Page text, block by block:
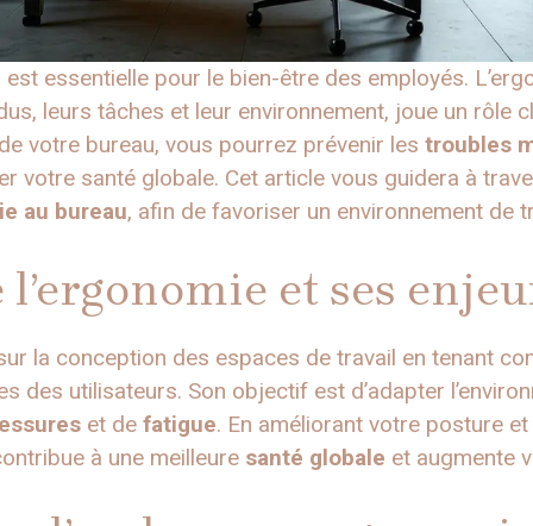
est essentielle pour le bien-être des employés.
leurs tâches et leur environnement, joue un rôle
votre bureau, vous pourrez prévenir les troubles
votre santé globale. Cet article vous guidera à
au bureau, afin de favoriser un environnement de
et ses
la conception des espaces de travail en tenant
des utilisateurs. Son objectif est d’adapter
et de fatigue. En améliorant votre posture
à une meilleure santé globale et augmente